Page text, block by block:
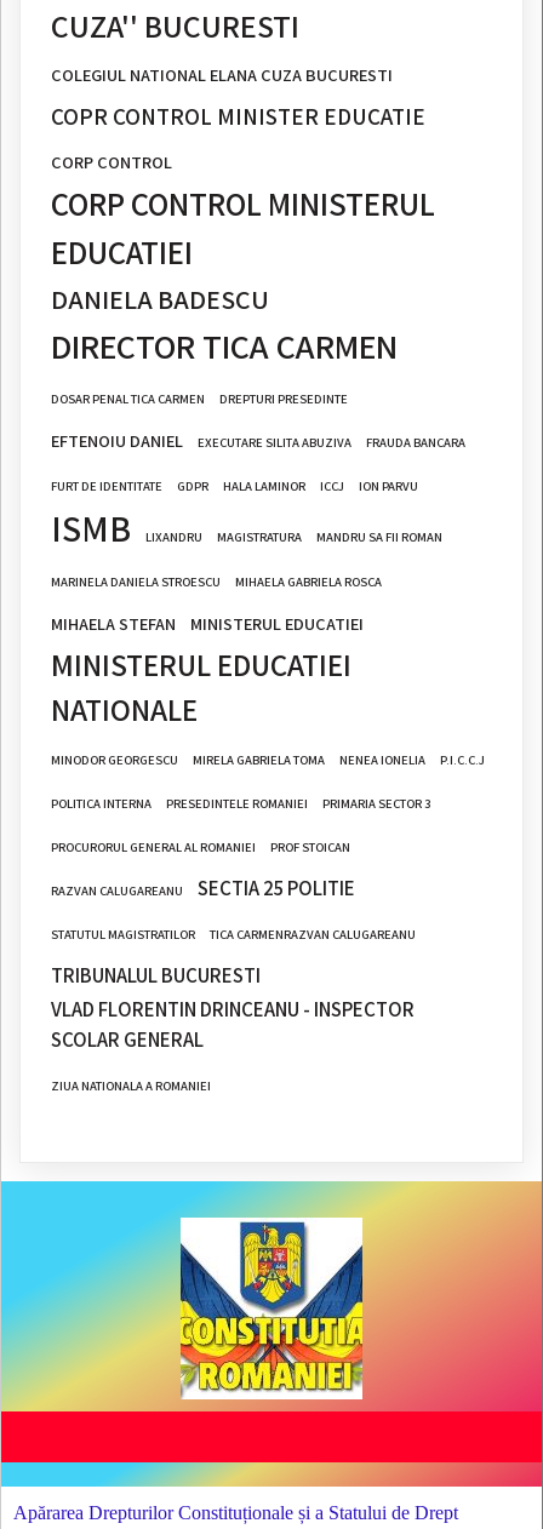
CUZA'' BUCURESTI
COLEGIUL NATIONAL ELANA CUZA BUCURESTI
COPR CONTROL MINISTER EDUCATIE
CORP CONTROL
CORP CONTROL MINISTERUL
EDUCATIEI
DANIELA BADESCU
DIRECTOR TICA CARMEN
DOSAR PENAL TICA CARMEN DREPTURI PRESEDINTE
EFTENOIU DANIEL EXECUTARE SILITA ABUZIVA FRAUDA BANCARA
FURT DE IDENTITATE GDPR HALA LAMINOR ICCJ ION PARVU
ISMB LIXANDRU MAGISTRATURA MANDRU SA FII ROMAN
MARINELA DANIELA STROESCU MIHAELA GABRIELA ROSCA
MIHAELA STEFAN MINISTERUL EDUCATIEI
MINISTERUL EDUCATIEI
NATIONALE
MINODOR GEORGESCU MIRELA GABRIELA TOMA NENEA IONELIA P.I.C.C.J
POLITICA INTERNA PRESEDINTELE ROMANIEI PRIMARIA SECTOR 3
PROCURORUL GENERAL AL ROMANIEI PROF STOICAN
RAZVAN CALUGAREANU SECTIA 25 POLITIE
STATUTUL MAGISTRATILOR TICA CARMENRAZVAN CALUGAREANU
TRIBUNALUL BUCURESTI
VLAD FLORENTIN DRINCEANU - INSPECTOR
SCOLAR GENERAL
ZIUA NATIONALA A ROMANIEI
Apărarea Drepturilor Constituționale și a Statului de Drept